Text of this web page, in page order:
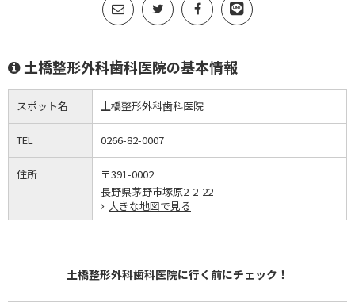
土橋整形外科歯科医院の基本情報
スポット名 土橋整形外科歯科医院
TEL 0266-82-0007
住所
〒391-0002
長野県茅野市塚原2-2-22
大きな地図で見る
土橋整形外科歯科医院に行く前にチェック！